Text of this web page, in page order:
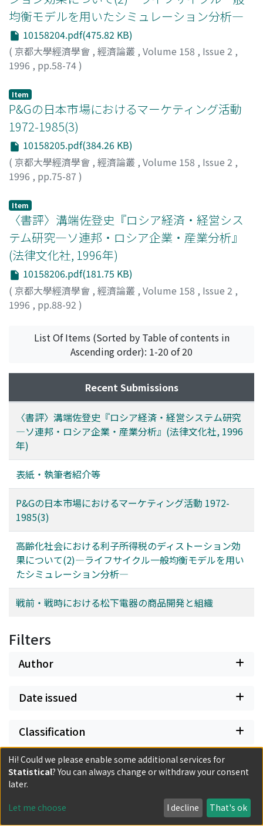
均衡モデルを用いたシミュレーション分析―
10158204.pdf(475.82 KB)
( 京都大學經濟學會 , 經濟論叢 , Volume 158 , Issue 2 ,
1996 , pp.58-74)
Item
P&Gの日本市場におけるマーケティング活動
1972-1985(3)
10158205.pdf(384.26 KB)
( 京都大學經濟學會 , 經濟論叢 , Volume 158 , Issue 2 ,
1996 , pp.75-87 )
Item
〈書評〉溝端佐登史『ロシア経済・経営シス
テム研究―ソ連邦・ロシア企業・産業分析』
(法律文化社, 1996年)
10158206.pdf(181.75 KB)
( 京都大學經濟學會 , 經濟論叢 , Volume 158 , Issue 2 ,
1996 , pp.88-92 )
List Of Items (Sorted by Table of contents in
Ascending order): 1-20 of 20
Recent Submissions
〈書評〉溝端佐登史『ロシア経済・経営システム研究
―ソ連邦・ロシア企業・産業分析』(法律文化社, 1996
年)
表紙・執筆者紹介等
P&Gの日本市場におけるマーケティング活動 1972-
1985(3)
高齢化社会における利子所得税のディストーション効
果について(2)―ライフサイクル一般均衡モデルを用い
たシミュレーション分析―
戦前・戦時における松下電器の商品開発と組織
Filters
Author
Date issued
Classification
Document Type
Hi! Could we please enable some additional services for
Statistical? You can always change or withdraw your consent
later.
Let me choose I decline That's ok